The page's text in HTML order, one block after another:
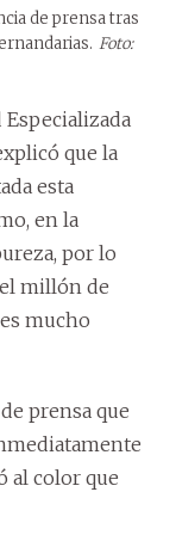
de prensa tras
Foto:
que la
esta
en la
por lo
millón de
mucho
prensa que
al color que